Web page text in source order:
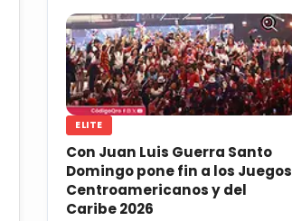
ELITE
Con Juan Luis Guerra Santo
Domingo pone fin a los Juegos
Centroamericanos y del
Caribe 2026